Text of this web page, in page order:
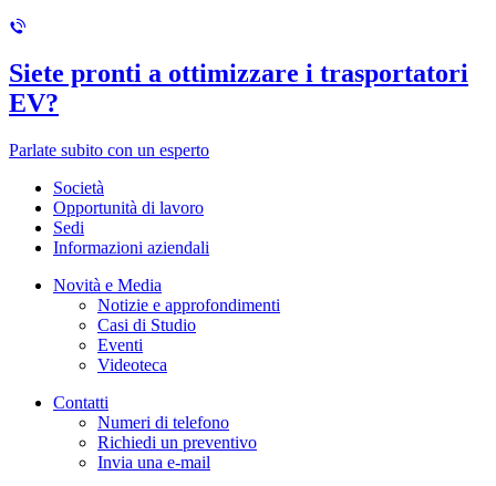
Siete pronti a ottimizzare i trasportatori
EV?
Parlate subito con un esperto
Società
Opportunità di lavoro
Sedi
Informazioni aziendali
Novità e Media
Notizie e approfondimenti
Casi di Studio
Eventi
Videoteca
Contatti
Numeri di telefono
Richiedi un preventivo
Invia una e-mail